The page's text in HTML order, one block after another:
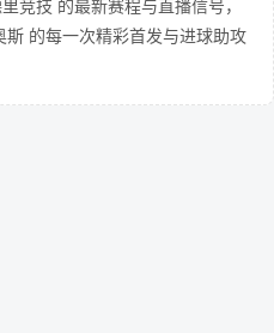
竞技 的最新赛程与直播信号，
斯 的每一次精彩首发与进球助攻